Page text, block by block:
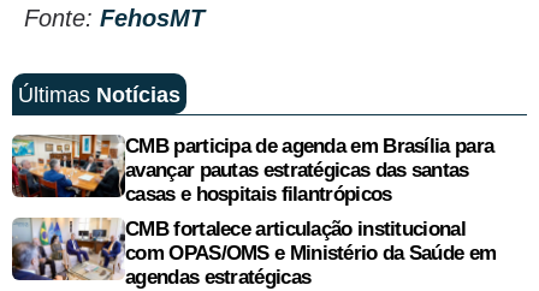
Fonte: FehosMT
Últimas Notícias
CMB participa de agenda em Brasília para
avançar pautas estratégicas das santas
casas e hospitais filantrópicos
CMB fortalece articulação institucional
com OPAS/OMS e Ministério da Saúde em
agendas estratégicas